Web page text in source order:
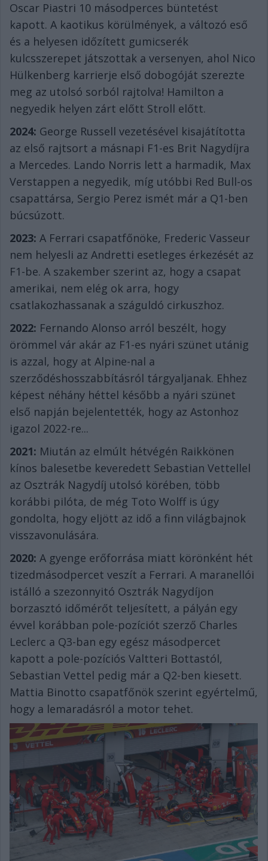
Oscar Piastri 10 másodperces büntetést
kapott. A kaotikus körülmények, a változó eső
és a helyesen időzített gumicserék
kulcsszerepet játszottak a versenyen, ahol Nico
Hülkenberg karrierje első dobogóját szerezte
meg az utolsó sorból rajtolva! Hamilton a
negyedik helyen zárt előtt Stroll előtt.
2024: George Russell vezetésével kisajátította
az első rajtsort a másnapi F1-es Brit Nagydíjra
a Mercedes. Lando Norris lett a harmadik, Max
Verstappen a negyedik, míg utóbbi Red Bull-os
csapattársa, Sergio Perez ismét már a Q1-ben
búcsúzott.
2023: A Ferrari csapatfőnöke, Frederic Vasseur
nem helyesli az Andretti esetleges érkezését az
F1-be. A szakember szerint az, hogy a csapat
amerikai, nem elég ok arra, hogy
csatlakozhassanak a száguldó cirkuszhoz.
2022: Fernando Alonso arról beszélt, hogy
örömmel vár akár az F1-es nyári szünet utánig
is azzal, hogy at Alpine-nal a
szerződéshosszabbításról tárgyaljanak. Ehhez
képest néhány héttel később a nyári szünet
első napján bejelentették, hogy az Astonhoz
igazol 2022-re...
2021: Miután az elmúlt hétvégén Raikkönen
kínos balesetbe keveredett Sebastian Vettellel
az Osztrák Nagydíj utolsó körében, több
korábbi pilóta, de még Toto Wolff is úgy
gondolta, hogy eljött az idő a finn világbajnok
visszavonulására.
2020: A gyenge erőforrása miatt körönként hét
tizedmásodpercet veszít a Ferrari. A maranellói
istálló a szezonnyitó Osztrák Nagydíjon
borzasztó időmérőt teljesített, a pályán egy
évvel korábban pole-pozíciót szerző Charles
Leclerc a Q3-ban egy egész másodpercet
kapott a pole-pozíciós Valtteri Bottastól,
Sebastian Vettel pedig már a Q2-ben kiesett.
Mattia Binotto csapatfőnök szerint egyértelmű,
hogy a lemaradásról a motor tehet.